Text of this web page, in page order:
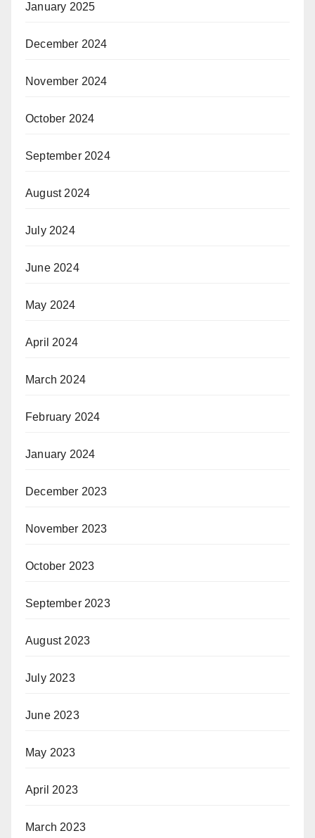
January 2025
December 2024
November 2024
October 2024
September 2024
August 2024
July 2024
June 2024
May 2024
April 2024
March 2024
February 2024
January 2024
December 2023
November 2023
October 2023
September 2023
August 2023
July 2023
June 2023
May 2023
April 2023
March 2023